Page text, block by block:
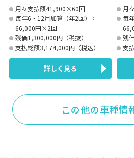
月々支払額41,900×60回
毎年6・12月加算（年2回）：
66,000円×2回
残価1,300,000円（税抜）
支払総額3,174,000円（税込）
詳しく見る
月
毎
残
支
この他の車種情